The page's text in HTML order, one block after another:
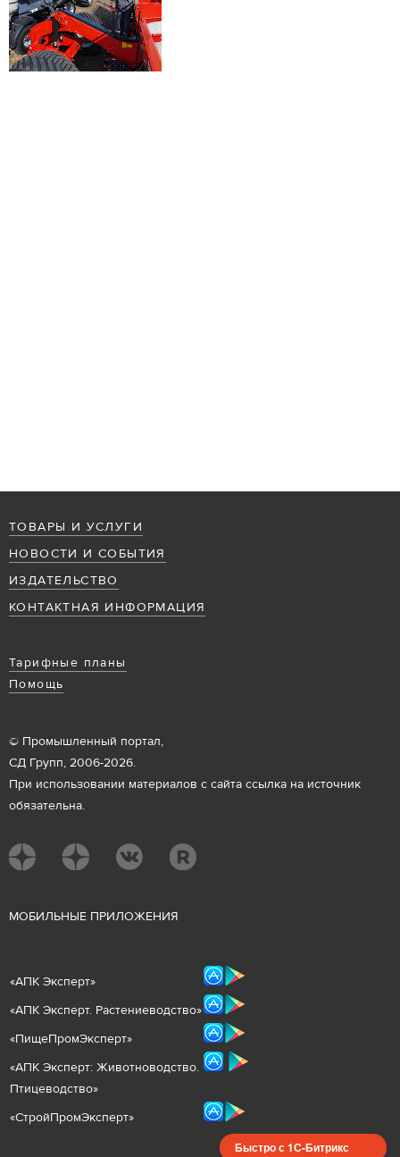
ТОВАРЫ И УСЛУГИ
НОВОСТИ И СОБЫТИЯ
ИЗДАТЕЛЬСТВО
КОНТАКТНАЯ ИНФОРМАЦИЯ
Тарифные планы
Помощь
© Промышленный портал,
СД Групп, 2006-2026.
При использовании материалов с сайта ссылка на источник
обязательна.
МОБИЛЬНЫЕ ПРИЛОЖЕНИЯ
«АПК Эксперт»
«АПК Эксперт. Растениеводство»
«ПищеПромЭксперт»
«АПК Эксперт: Животноводство.
Птицеводство»
«СтройПромЭксперт»
Быстро с 1С-Битрикс